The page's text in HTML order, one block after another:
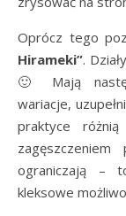
Oprócz tego
Hirameki”.
🙂 Mają
wariacje,
praktyce
ograniczają –
kleksowe